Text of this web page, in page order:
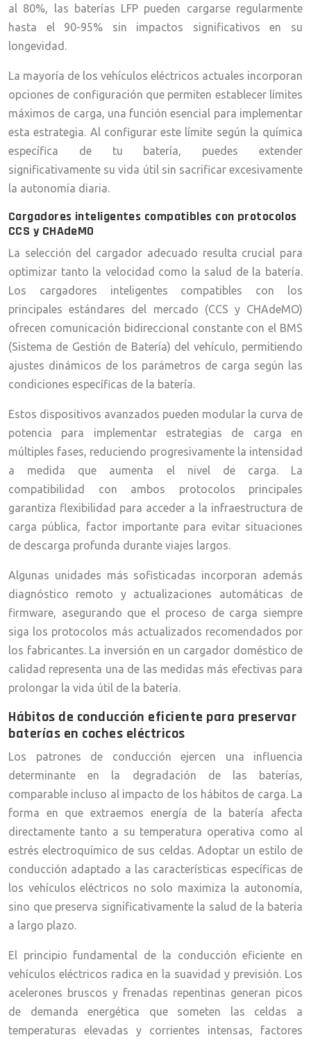
al 80%, las baterías LFP pueden cargarse regularmente
hasta el 90-95% sin impactos significativos en su
longevidad.
La mayoría de los vehículos eléctricos actuales incorporan
opciones de configuración que permiten establecer límites
máximos de carga, una función esencial para implementar
esta estrategia. Al configurar este límite según la química
específica de tu batería, puedes extender
significativamente su vida útil sin sacrificar excesivamente
la autonomía diaria.
Cargadores inteligentes compatibles con protocolos
CCS y CHAdeMO
La selección del cargador adecuado resulta crucial para
optimizar tanto la velocidad como la salud de la batería.
Los cargadores inteligentes compatibles con los
principales estándares del mercado (CCS y CHAdeMO)
ofrecen comunicación bidireccional constante con el BMS
(Sistema de Gestión de Batería) del vehículo, permitiendo
ajustes dinámicos de los parámetros de carga según las
condiciones específicas de la batería.
Estos dispositivos avanzados pueden modular la curva de
potencia para implementar estrategias de carga en
múltiples fases, reduciendo progresivamente la intensidad
a medida que aumenta el nivel de carga. La
compatibilidad con ambos protocolos principales
garantiza flexibilidad para acceder a la infraestructura de
carga pública, factor importante para evitar situaciones
de descarga profunda durante viajes largos.
Algunas unidades más sofisticadas incorporan además
diagnóstico remoto y actualizaciones automáticas de
firmware, asegurando que el proceso de carga siempre
siga los protocolos más actualizados recomendados por
los fabricantes. La inversión en un cargador doméstico de
calidad representa una de las medidas más efectivas para
prolongar la vida útil de la batería.
Hábitos de conducción eficiente para preservar
baterías en coches eléctricos
Los patrones de conducción ejercen una influencia
determinante en la degradación de las baterías,
comparable incluso al impacto de los hábitos de carga. La
forma en que extraemos energía de la batería afecta
directamente tanto a su temperatura operativa como al
estrés electroquímico de sus celdas. Adoptar un estilo de
conducción adaptado a las características específicas de
los vehículos eléctricos no solo maximiza la autonomía,
sino que preserva significativamente la salud de la batería
a largo plazo.
El principio fundamental de la conducción eficiente en
vehículos eléctricos radica en la suavidad y previsión. Los
acelerones bruscos y frenadas repentinas generan picos
de demanda energética que someten las celdas a
temperaturas elevadas y corrientes intensas, factores